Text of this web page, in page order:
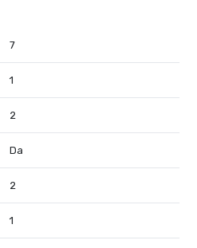
7
1
2
Da
2
1